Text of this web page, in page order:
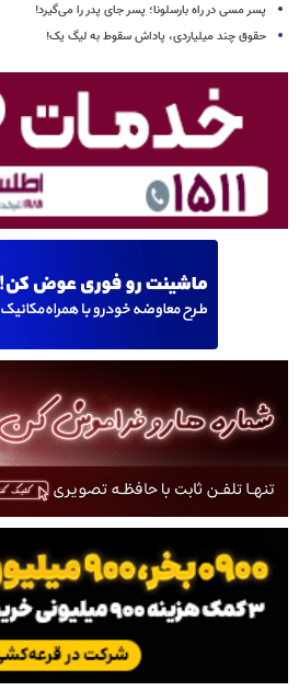
پسر مسی در راه بارسلونا؛ پسر جای پدر را می‌گیرد!
حقوق چند میلیاردی، پاداش سقوط به لیگ یک!